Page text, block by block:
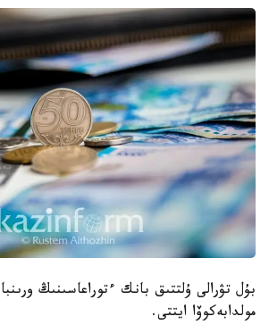
بۇل تۋرالى ۇلتتىق بانك ءتوراعاسىنىڭ
مولدابەكوۆا ايتتى.